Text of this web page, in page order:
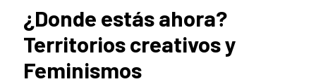
¿Donde estás ahora?
Territorios creativos y
Feminismos